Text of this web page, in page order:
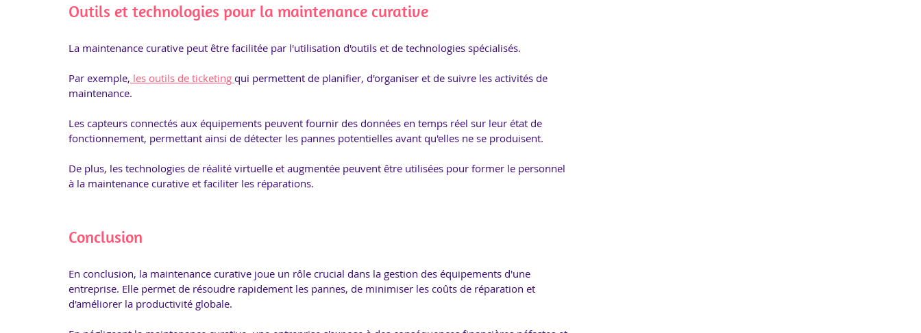
Outils et technologies pour la maintenance curative
La maintenance curative peut être facilitée par l'utilisation d'outils et de technologies spécialisés.
Par exemple, les outils de ticketing qui permettent de planifier, d'organiser et de suivre les activités de
maintenance.
Les capteurs connectés aux équipements peuvent fournir des données en temps réel sur leur état de
fonctionnement, permettant ainsi de détecter les pannes potentielles avant qu'elles ne se produisent.
De plus, les technologies de réalité virtuelle et augmentée peuvent être utilisées pour former le personnel
à la maintenance curative et faciliter les réparations.
Conclusion
En conclusion, la maintenance curative joue un rôle crucial dans la gestion des équipements d'une
entreprise. Elle permet de résoudre rapidement les pannes, de minimiser les coûts de réparation et
d'améliorer la productivité globale.